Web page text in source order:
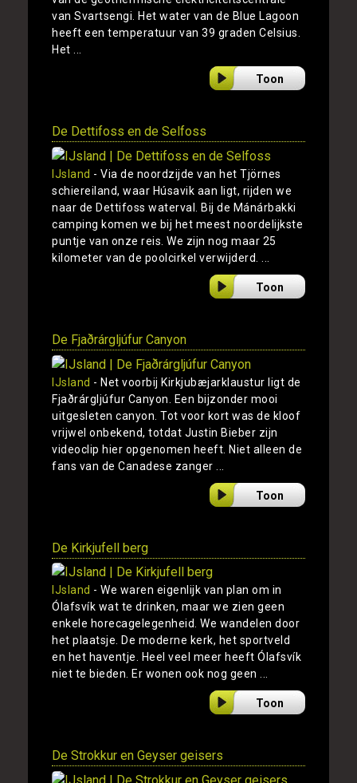
van Svartsengi. Het water van de Blue Lagoon
heeft een temperatuur van 39 graden Celsius.
Het ...
Toon
De Dettifoss en de Selfoss
IJsland - Via de noordzijde van het Tjörnes
schiereiland, waar Húsavik aan ligt, rijden we
naar de Dettifoss waterval. Bij de Mánárbakki
camping komen we bij het meest noordelijkste
puntje van onze reis. We zijn nog maar 25
kilometer van de poolcirkel verwijderd. ...
Toon
De Fjaðrárgljúfur Canyon
IJsland - Net voorbij Kirkjubæjarklaustur ligt de
Fjaðrárgljúfur Canyon. Een bijzonder mooi
uitgesleten canyon. Tot voor kort was de kloof
vrijwel onbekend, totdat Justin Bieber zijn
videoclip hier opgenomen heeft. Niet alleen de
fans van de Canadese zanger ...
Toon
De Kirkjufell berg
IJsland - We waren eigenlijk van plan om in
Ólafsvík wat te drinken, maar we zien geen
enkele horecagelegenheid. We wandelen door
het plaatsje. De moderne kerk, het sportveld
en het haventje. Heel veel meer heeft Ólafsvík
niet te bieden. Er wonen ook nog geen ...
Toon
De Strokkur en Geyser geisers